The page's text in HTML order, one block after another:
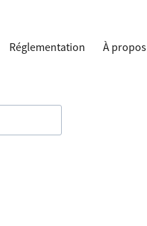
Réglementation À propos